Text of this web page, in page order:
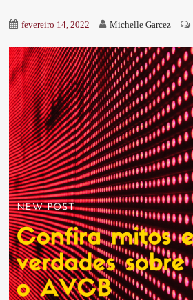
fevereiro 14, 2022 Michelle Garcez